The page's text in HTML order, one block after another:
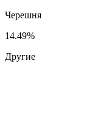
Черешня
14.49%
Другие